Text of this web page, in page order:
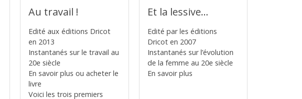
Au travail !
Edité aux éditions Dricot
en 2013
Instantanés sur le travail au
20e siècle
En savoir plus ou acheter le
livre
Voici les trois premiers
Et la lessive...
Edité par les éditions
Dricot en 2007
Instantanés sur l’évolution
de la femme au 20e siècle
En savoir plus